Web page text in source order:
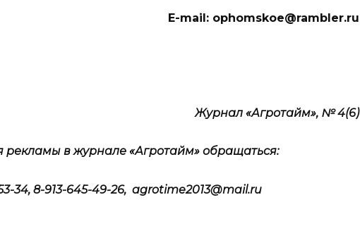
E-mail: ophomskoe@rambler.ru
Журнал «Агротайм», № 4(6)
в журнале «Агротайм» обращаться:
34, 8-913-645-49-26, agrotime2013@mail.ru